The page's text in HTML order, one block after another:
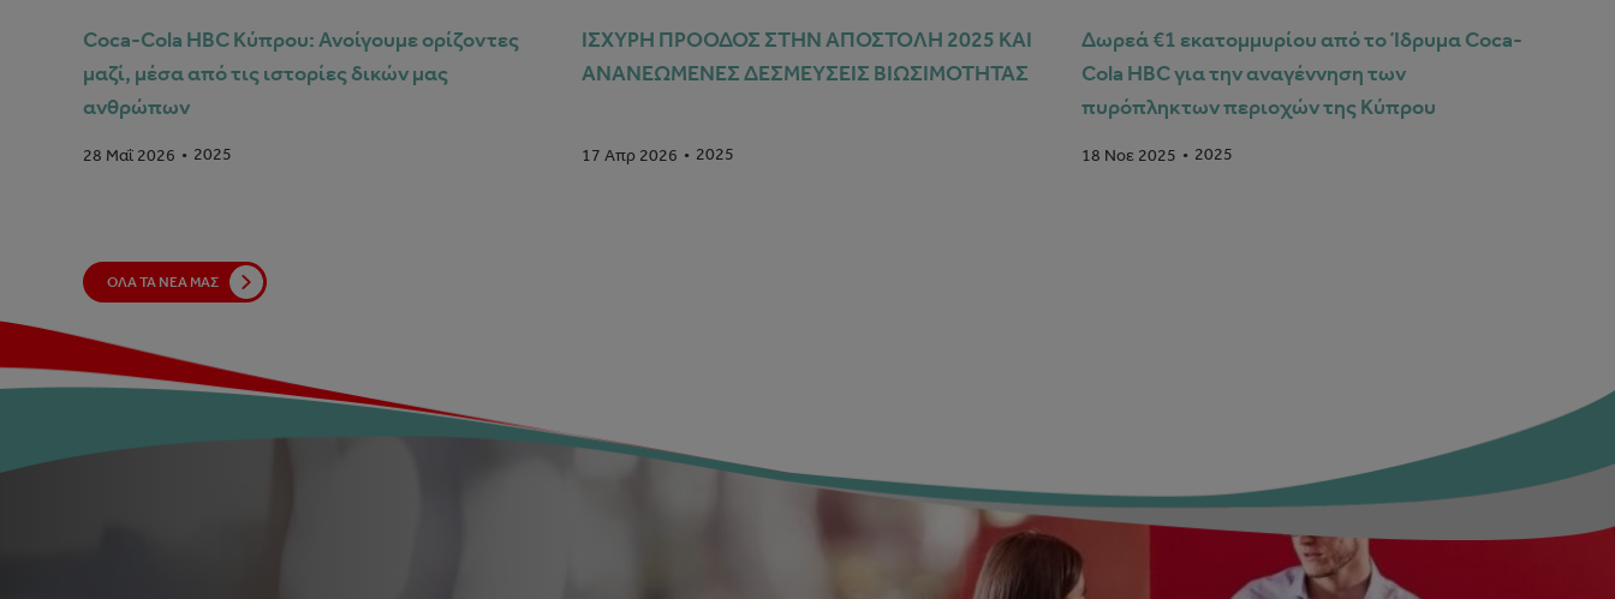
Coca-Cola HBC Κύπρου: Ανοίγουμε ορίζοντες
μαζί, μέσα από τις ιστορίες δικών μας
ανθρώπων
28 Μαΐ 2026 2025
ΙΣΧΥΡΗ ΠΡΟΟΔΟΣ ΣΤΗΝ ΑΠΟΣΤΟΛΗ 2025 ΚΑΙ
ΑΝΑΝΕΩΜΕΝΕΣ ΔΕΣΜΕΥΣΕΙΣ ΒΙΩΣΙΜΟΤΗΤΑΣ
17 Απρ 2026 2025
Δωρεά €1 εκατομμυρίου από το Ίδρυμα Coca-
Cola HBC για την αναγέννηση των
πυρόπληκτων περιοχών της Κύπρου
18 Νοε 2025 2025
ΟΛΑ ΤΑ ΝΕΑ ΜΑΣ